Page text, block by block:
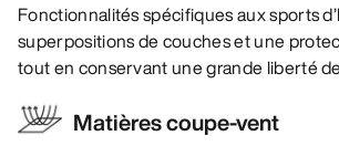
Fonctionnalités spécifiques aux sports
superpositions de couches et une
tout en conservant une grande liberté
Matières coupe-vent